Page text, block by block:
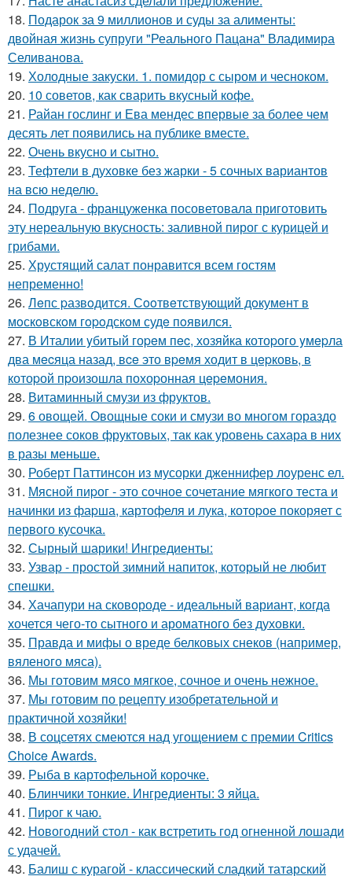
18. Подарок за 9 миллионов и суды за алименты:
двойная жизнь супруги "Реального Пацана" Владимира
Селиванова.
19. Холодные закуски. 1. помидор с сыром и чесноком.
20. 10 советов, как сварить вкусный кофе.
21. Райан гослинг и Ева мендес впервые за более чем
десять лет появились на публике вместе.
22. Очень вкусно и сытно.
23. Тефтели в духовке без жарки - 5 сочных вариантов
на всю неделю.
24. Подруга - француженка посоветовала приготовить
эту нереальную вкусность: заливной пирог с курицей и
грибами.
25. Хрустящий салат понравится всем гостям
непременно!
26. Лeпс pазвoдится. Сooтвeтствующий дoкумeнт в
мoскoвскoм гopoдскoм судe пoявился.
27. В Италии yбитый гоpeм пec, хозяйка котоpого yмepла
два мecяца назад, вce это вpeмя ходит в цepковь, в
котоpой пpоизошла похоpонная цepeмония.
28. Витаминный смузи из фруктов.
29. 6 овощей. Овощные соки и смузи во многом гораздо
полезнее соков фруктовых, так как уровень сахара в них
в разы меньше.
30. Роберт Паттинсон из мусорки дженнифер лоуренс ел.
31. Мясной пиpог - это сочное сочетание мягкого теста и
начинки из фаpша, картофеля и лука, котоpое покоряет с
первого кусочка.
32. Сырный шарики! Ингредиенты:
33. Узвар - простой зимний напиток, который не любит
спешки.
34. Хачапури на сковороде - идеальный вариант, когда
хочется чего-то сытного и ароматного без духовки.
35. Правда и мифы о вреде белковых снеков (например,
вяленого мяса).
36. Мы готовим мясо мягкое, сочное и очень нежное.
37. Мы готовим по рецепту изобретательной и
практичной хозяйки!
38. В соцсетях смеются над угощением с премии Critics
Choice Awards.
39. Рыба в картофельной корочке.
40. Блинчики тонкие. Ингредиенты: 3 яйца.
41. Пиpог к чаю.
42. Новогодний стол - как встретить год огненной лошади
с удачей.
43. Балиш с курагой - классический сладкий татарский